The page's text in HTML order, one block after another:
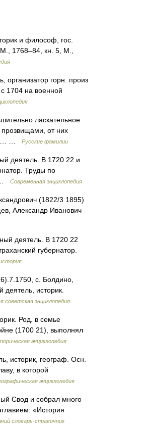
и философ, гос.
1768–84, кн. 5, М.,
горн. произ
1704 на военной
ласкательное
от них
…
Русские фамилии
деятель. В 1720 22 и
Труды по
…
Современная энциклопедия
(1822/3 1895)
Александр Иванович
деятель. В 1720 22
губернатор.
с. Болдино,
деятель, историк.
советская энциклопедия
Род. в семье
(1700 21), выполнял
энциклопедия
историк, географ. Осн.
в которой
энциклопедия
Свод и собрал много
«История
словарь-справочник